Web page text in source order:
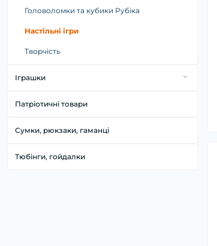
Хелловін
Новий рік
Головоломки та кубики Рубіка
Настільні ігри
Творчість
Іграшки
Інтерактивні іграшки
Конструктори
Патріотичні товари
Сумки, рюкзаки, гаманці
Тюбінги, гойдалки